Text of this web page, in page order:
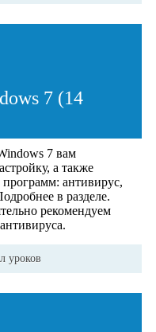
7 (14
7 вам
а также
антивирус,
в разделе.
рекомендуем
уроков